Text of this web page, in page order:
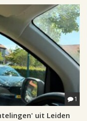
1
uit Leiden